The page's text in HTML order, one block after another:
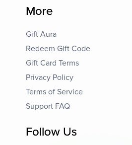
More
Gift Aura
Redeem Gift Code
Gift Card Terms
Privacy Policy
Terms of Service
Support FAQ
Follow Us